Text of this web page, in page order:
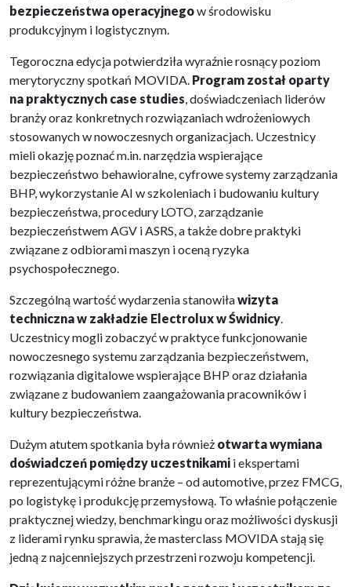
bezpieczeństwa operacyjnegow środowisku
produkcyjnym i logistycznym.
Tegoroczna edycja potwierdziła wyraźnie rosnący poziom
merytoryczny spotkań MOVIDA. Program został oparty
na praktycznych case studies, doświadczeniach liderów
branży oraz konkretnych rozwiązaniach wdrożeniowych
stosowanych w nowoczesnych organizacjach. Uczestnicy
mieli okazję poznać m.in. narzędzia wspierające
bezpieczeństwo behawioralne, cyfrowe systemy zarządzania
BHP, wykorzystanie AI w szkoleniach i budowaniu kultury
bezpieczeństwa, procedury LOTO, zarządzanie
bezpieczeństwem AGV i ASRS, a także dobre praktyki
związane z odbiorami maszyn i oceną ryzyka
psychospołecznego.
Szczególną wartość wydarzenia stanowiławizyta
techniczna w zakładzie Electrolux w Świdnicy.
Uczestnicy mogli zobaczyć w praktyce funkcjonowanie
nowoczesnego systemu zarządzania bezpieczeństwem,
rozwiązania digitalowe wspierające BHP oraz działania
związane z budowaniem zaangażowania pracowników i
kultury bezpieczeństwa.
Dużym atutem spotkania była również otwarta wymiana
doświadczeń pomiędzy uczestnikami i ekspertami
reprezentującymi różne branże – od automotive, przez FMCG,
po logistykę i produkcję przemysłową. To właśnie połączenie
praktycznej wiedzy, benchmarkingu oraz możliwości dyskusji
z liderami rynku sprawia, że masterclass MOVIDA stają się
jedną z najcenniejszych przestrzeni rozwoju kompetencji.